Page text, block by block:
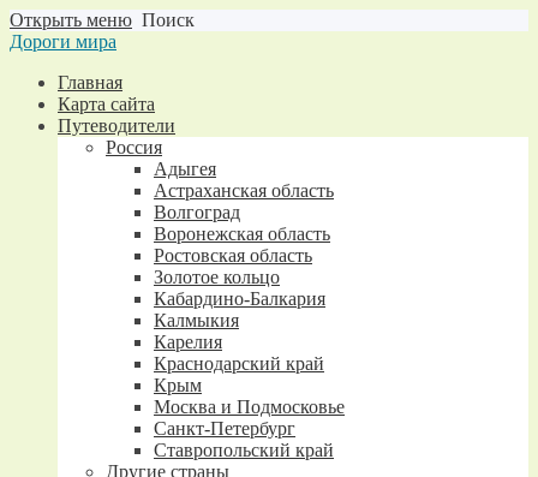
Открыть меню Поиск
Дороги мира
Главная
Карта сайта
Путеводители
Россия
Адыгея
Астраханская область
Волгоград
Воронежская область
Ростовская область
Золотое кольцо
Кабардино-Балкария
Калмыкия
Карелия
Краснодарский край
Крым
Москва и Подмосковье
Санкт-Петербург
Ставропольский край
Другие страны